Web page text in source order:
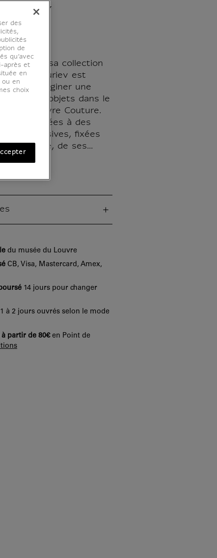
par sa collection
Harry Nuriev est
pour imaginer une
et d'objets dans le
Louvre Couture.
associées à des
et immersives, fixées
argentée, de ses...
du musée du Louvre
CB, Visa, Mastercard, Amex,
14 jours pour changer
à 2 jours ouvrés selon le mode
partir de 80€en Point de
des
de
qu’avec
après et
en
ou en
choix